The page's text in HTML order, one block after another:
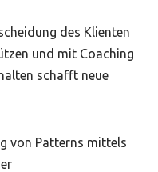
des Klienten
und mit Coaching
schafft neue
von Patterns mittels